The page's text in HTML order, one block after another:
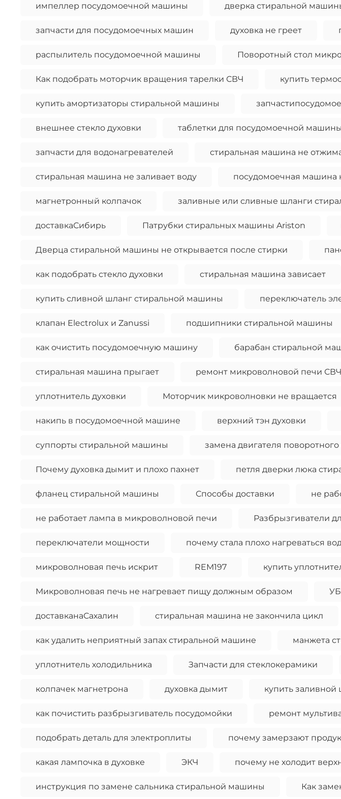
импеллер посудомоечной машины дверка стиральной
запчасти для посудомоечных машин духовка не греет
распылитель посудомоечной машины Поворотный стол
Как подобрать моторчик вращения тарелки СВЧ купить
купить амортизаторы стиральной машины
внешнее стекло духовки таблетки для посудомоечной машины
запчасти для водонагревателей стиральная машина не
стиральная машина не заливает воду посудомоечная машина
магнетронный колпачок заливные или сливные шланги
доставкаСибирь Патрубки стиральных машины Ariston
Дверца стиральной машины не открывается после стирки
как подобрать стекло духовки стиральная машина зависает
купить сливной шланг стиральной машины переключатель
клапан Electrolux и Zanussi подшипники стиральной машины
как очистить посудомоечную машину барабан стиральной
стиральная машина прыгает ремонт микроволновой печи СВЧ
уплотнитель духовки Моторчик микроволновки не вращается
накипь в посудомоечной машине верхний тэн духовки
суппорты стиральной машины замена двигателя поворотного
Почему духовка дымит и плохо пахнет петля дверки люка
фланец стиральной машины Способы доставки не
не работает лампа в микроволновой печи Разбрызгиватели
переключатели мощности почему стала плохо нагреваться
микроволновая печь искрит REM197 купить
Микроволновая печь не нагревает пищу должным образом
доставканаСахалин стиральная машина не закончила цикл
как удалить неприятный запах стиральной машине манжета
уплотнитель холодильника Запчасти для стеклокерамики
колпачек магнетрона духовка дымит купить
как почистить разбрызгиватель посудомойки ремонт
подобрать деталь для электроплиты почему замерзают
какая лампочка в духовке ЭКЧ почему не холодит
инструкция по замене сальника стиральной машины Как